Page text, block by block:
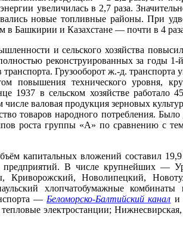
увеличилась в 2,7 раза.
новые топливные районы. При
в Башкирии и Казахстане — почти в 4
и сельского хозяйства
реконструированных за годы
Грузооборот ж.-д. транспорта
повышения технического уровня,
1937 в сельском хозяйстве
числе валовая продукция зерновых
товаров народного потребления.
роста группы «А» по сравнению с
капитальных вложений составил
В числе крупнейших —
Новолипецкий,
хлопчатобумажные
— Беломорско-Балтийский канал и
электростанции;